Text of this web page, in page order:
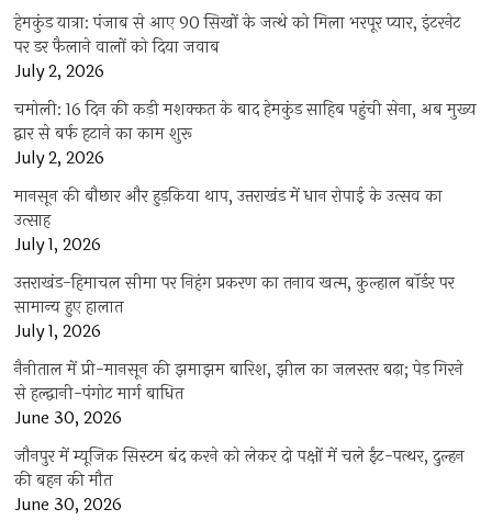
हेमकुंड यात्रा: पंजाब से आए 90 सिखों के जत्थे को मिला भरपूर प्यार, इंटरनेट
पर डर फैलाने वालों को दिया जवाब
July 2, 2026
चमोली: 16 दिन की कड़ी मशक्कत के बाद हेमकुंड साहिब पहुंची सेना, अब मुख्य
द्वार से बर्फ हटाने का काम शुरू
July 2, 2026
मानसून की बौछार और हुड़किया थाप, उत्तराखंड में धान रोपाई के उत्सव का
उत्साह
July 1, 2026
उत्तराखंड-हिमाचल सीमा पर निहंग प्रकरण का तनाव खत्म, कुल्हाल बॉर्डर पर
सामान्य हुए हालात
July 1, 2026
नैनीताल में प्री-मानसून की झमाझम बारिश, झील का जलस्तर बढ़ा; पेड़ गिरने
से हल्द्वानी-पंगोट मार्ग बाधित
June 30, 2026
जौनपुर में म्यूजिक सिस्टम बंद करने को लेकर दो पक्षों में चले ईंट-पत्थर, दुल्हन
की बहन की मौत
June 30, 2026